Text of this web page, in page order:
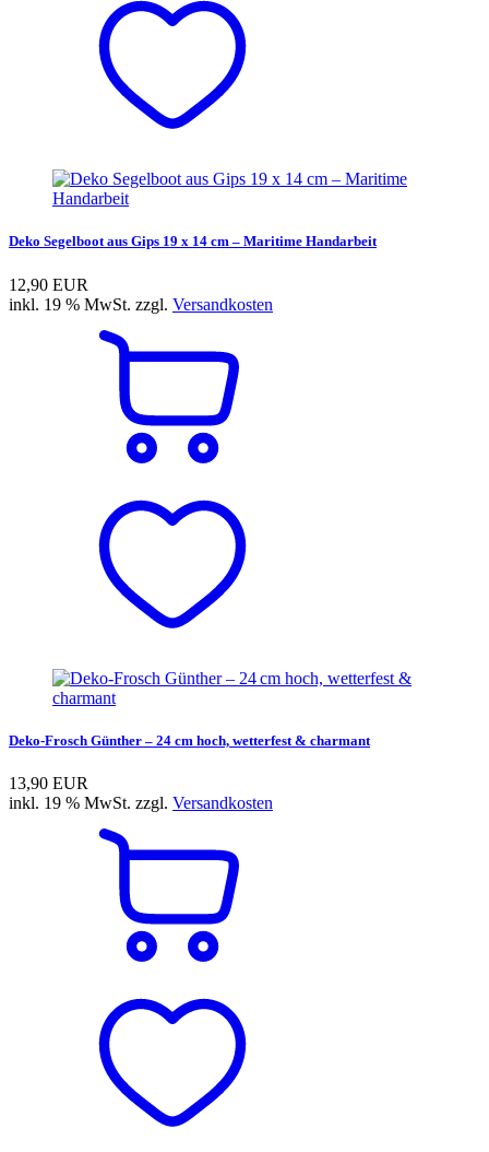
Deko Segelboot aus Gips 19 x 14 cm – Maritime Handarbeit
12,90 EUR
inkl. 19 % MwSt. zzgl. Versandkosten
Deko-Frosch Günther – 24 cm hoch, wetterfest & charmant
13,90 EUR
inkl. 19 % MwSt. zzgl. Versandkosten